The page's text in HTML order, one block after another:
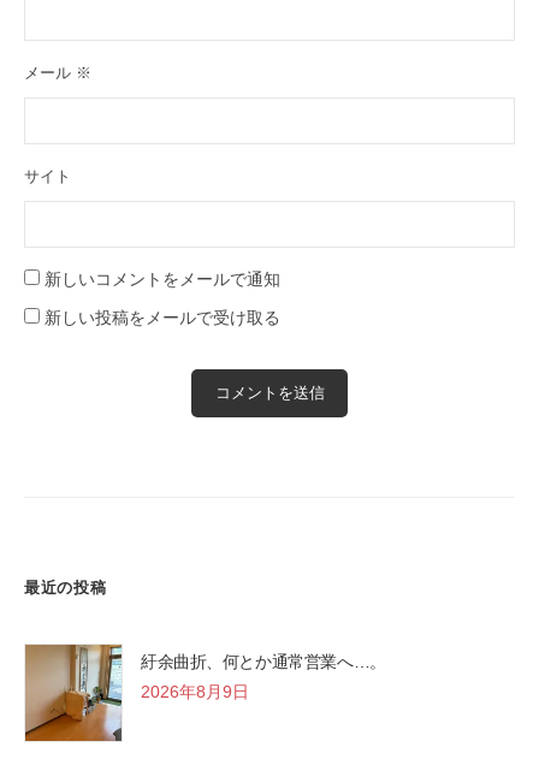
メール ※
サイト
新しいコメントをメールで通知
新しい投稿をメールで受け取る
最近の投稿
紆余曲折、何とか通常営業へ…。
2026年8月9日